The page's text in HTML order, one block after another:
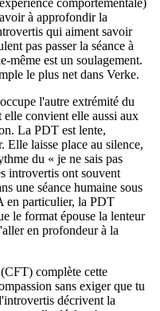
comportementale)
à approfondir la
qui aiment savoir
pas passer la séance à
même est un soulagement.
le plus net dans Verke.
l'autre extrémité du
elle convient elle aussi aux
La PDT est lente,
Elle laisse place au silence,
du « je ne sais pas
introvertis ont souvent
une séance humaine sous
en particulier, la PDT
le format épouse la lenteur
en profondeur à la
complète cette
sans exiger que tu
décrivent la